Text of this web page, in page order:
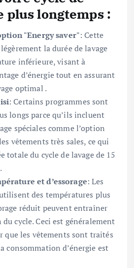
plus longtemps :
"Energy saver": Cette
la durée de lavage
inférieure, visant à
d’énergie tout en assurant
optimal .
: Certains programmes sont
longs parce qu’ils incluent
spéciales comme l’option
vêtements très sales, ce qui
totale du cycle de lavage de 15
et d’essorage: Les
des températures plus
réduit peuvent entraîner
cycle. Ceci est généralement
que les vêtements sont traités
consommation d’énergie est